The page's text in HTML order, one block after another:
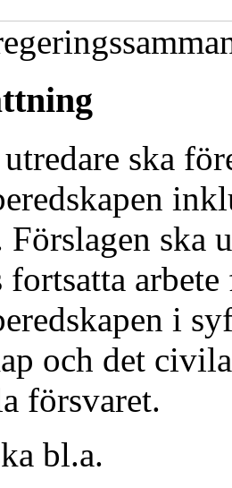
ska
Förslagen ska
fortsatta
i
och det
försvaret.
bl.a.